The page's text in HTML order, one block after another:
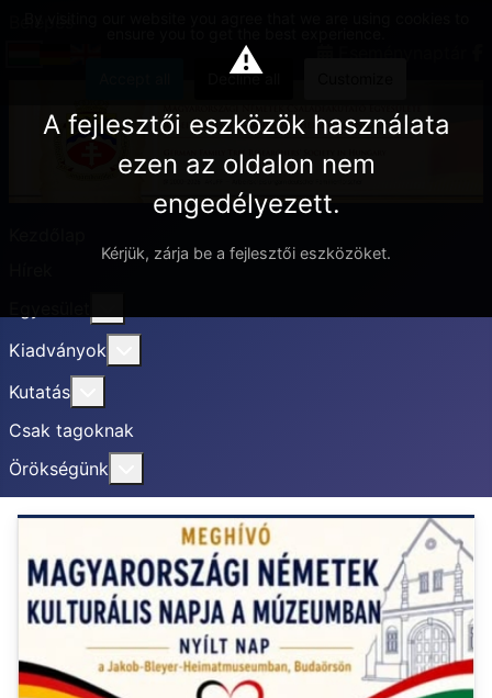
Kiadványok
Kutatás
Csak tagoknak
Örökségünk
Decline all
⚠
A fejlesztői eszközök használata
ezen az oldalon nem
engedélyezett.
Kérjük, zárja be a fejlesztői eszközöket.